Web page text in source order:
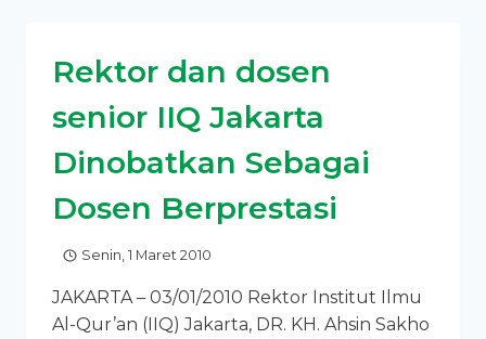
JANJIKAN
DUA
BUS
Rektor dan dosen
senior IIQ Jakarta
Dinobatkan Sebagai
Dosen Berprestasi
Senin, 1 Maret 2010
JAKARTA – 03/01/2010 Rektor Institut Ilmu
Al-Qur’an (IIQ) Jakarta, DR. KH. Ahsin Sakho